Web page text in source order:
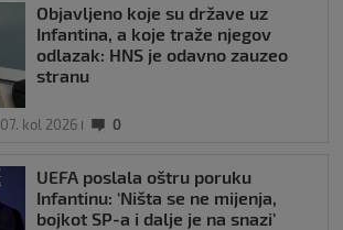
Objavljeno koje su države uz
Infantina, a koje traže njegov
odlazak: HNS je odavno zauzeo
stranu
07. kol 2026 0
UEFA poslala oštru poruku
Infantinu: ‘Ništa se ne mijenja,
bojkot SP-a i dalje je na snazi’